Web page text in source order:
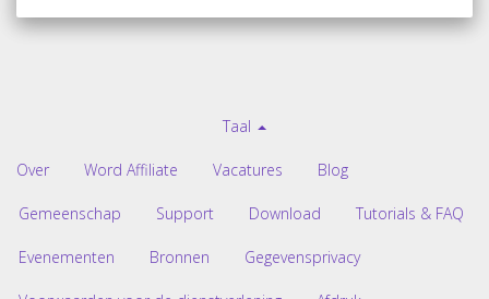
Taal
Over Word Affiliate Vacatures Blog
Gemeenschap Support Download Tutorials & FAQ
Evenementen Bronnen Gegevensprivacy